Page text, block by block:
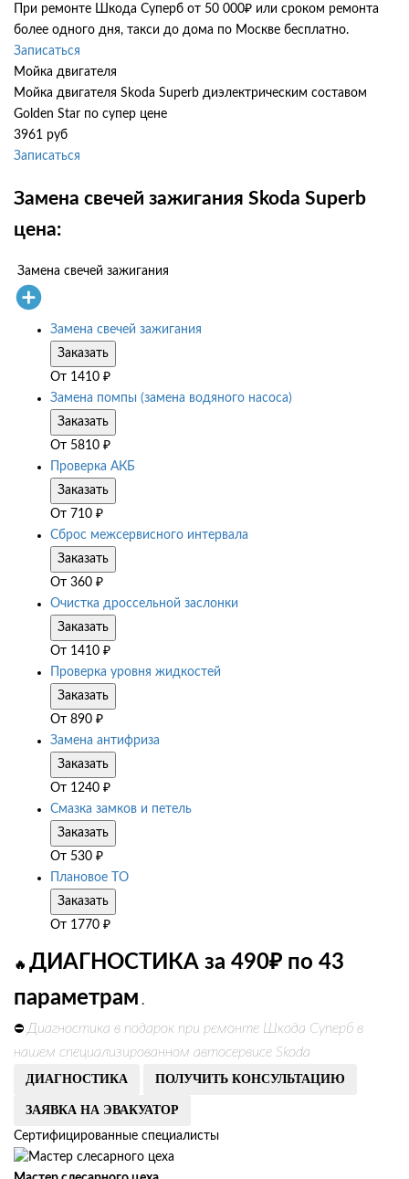
При ремонте Шкода Суперб от 50 000₽ или сроком ремонта
более одного дня, такси до дома по Москве бесплатно.
Записаться
Мойка двигателя
Мойка двигателя Skoda Superb диэлектрическим составом
Golden Star по супер цене
3961 руб
Записаться
Замена свечей зажигания Skoda Superb
цена:
Замена свечей зажигания
Замена свечей зажигания
Заказать
От 1410 ₽
Замена помпы (замена водяного насоса)
Заказать
От 5810 ₽
Проверка АКБ
Заказать
От 710 ₽
Сброс межсервисного интервала
Заказать
От 360 ₽
Очистка дроссельной заслонки
Заказать
От 1410 ₽
Проверка уровня жидкостей
Заказать
От 890 ₽
Замена антифриза
Заказать
От 1240 ₽
Смазка замков и петель
Заказать
От 530 ₽
Плановое ТО
Заказать
От 1770 ₽
🔥 ДИАГНОСТИКА за 490₽ по 43
параметрам .
⛔ Диагностика в подарок при ремонте Шкода Суперб в
нашем специализированном автосервисе Skoda
ДИАГНОСТИКА ПОЛУЧИТЬ КОНСУЛЬТАЦИЮ
ЗАЯВКА НА ЭВАКУАТОР
Сертифицированные специалисты